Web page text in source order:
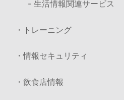
- 生活情報関連サービス
・トレーニング
・情報セキュリティ
・飲食店情報